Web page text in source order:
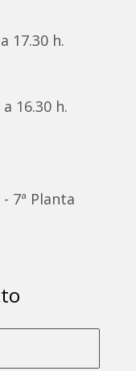
17.30 h.
16.30 h.
7ª Planta